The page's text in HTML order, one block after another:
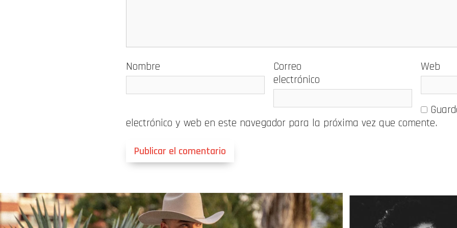
Nombre
Correo
electrónico
Web
electrónico y web en este navegador para la próxima vez que comente.